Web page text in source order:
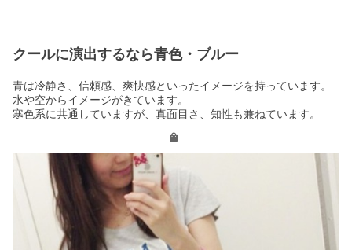
クールに演出するなら青色・ブルー
青は冷静さ、信頼感、爽快感といったイメージを持っています。
水や空からイメージがきています。
寒色系に共通していますが、真面目さ、知性も兼ねています。